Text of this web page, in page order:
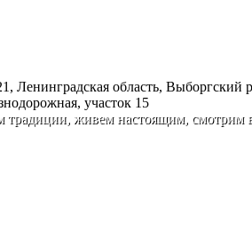
Ленинградская область, Выборгский
участок 15
традиции, живем настоящим, смотрим